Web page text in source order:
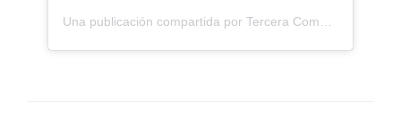
Una publicación compartida por Tercera Compañia CBS (@laheroicacbs)